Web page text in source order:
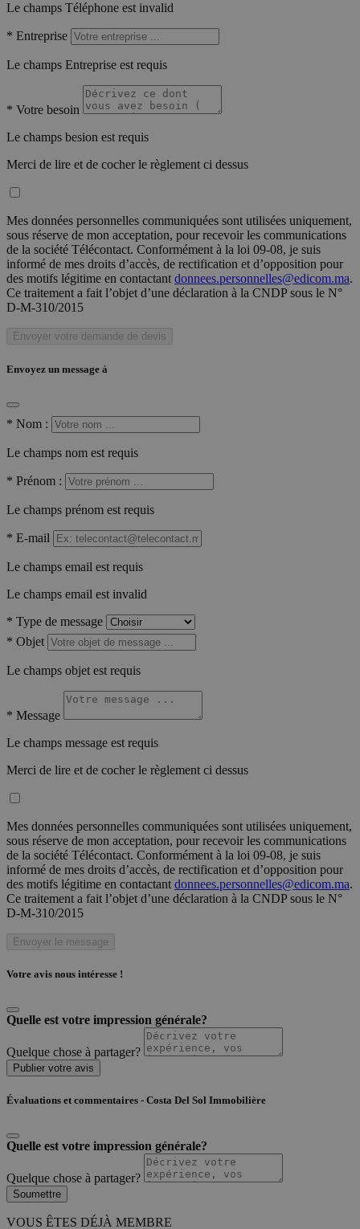
Le champs Téléphone est invalid
* Entreprise
Le champs Entreprise est requis
* Votre besoin
Le champs besion est requis
Merci de lire et de cocher le règlement ci dessus
Mes données personnelles communiquées sont utilisées uniquement,
sous réserve de mon acceptation, pour recevoir les communications
de la société Télécontact. Conformément à la loi 09-08, je suis
informé de mes droits d’accès, de rectification et d’opposition pour
des motifs légitime en contactant donnees.personnelles@edicom.ma.
Ce traitement a fait l’objet d’une déclaration à la CNDP sous le N°
D-M-310/2015
Envoyer votre demande de devis
Envoyez un message à
* Nom :
Le champs nom est requis
* Prénom :
Le champs prénom est requis
* E-mail
Le champs email est requis
Le champs email est invalid
* Type de message
* Objet
Le champs objet est requis
* Message
Le champs message est requis
Merci de lire et de cocher le règlement ci dessus
Mes données personnelles communiquées sont utilisées uniquement,
sous réserve de mon acceptation, pour recevoir les communications
de la société Télécontact. Conformément à la loi 09-08, je suis
informé de mes droits d’accès, de rectification et d’opposition pour
des motifs légitime en contactant donnees.personnelles@edicom.ma.
Ce traitement a fait l’objet d’une déclaration à la CNDP sous le N°
D-M-310/2015
Envoyer le message
Votre avis nous intéresse !
Quelle est votre impression générale?
Quelque chose à partager?
Publier votre avis
Évaluations et commentaires - Costa Del Sol Immobilière
Quelle est votre impression générale?
Quelque chose à partager?
Soumettre
VOUS ÊTES DÉJÀ MEMBRE